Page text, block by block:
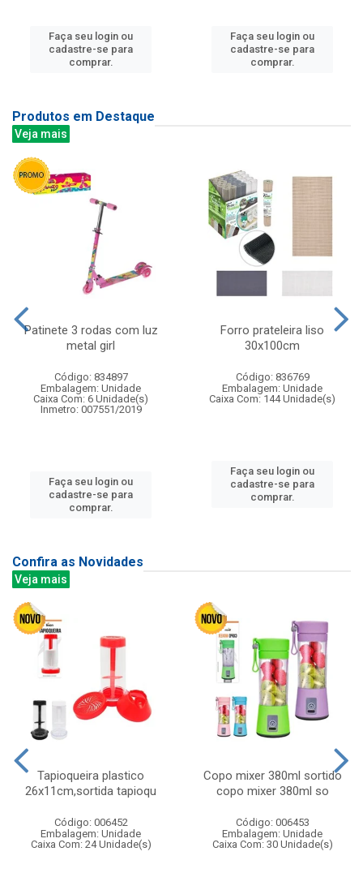
Faça seu login ou
cadastre-se para
comprar.
Faça seu login ou
cadastre-se para
comprar.
Produtos em Destaque
Veja mais
Patinete 3 rodas com luz
metal girl
Código: 834897
Embalagem: Unidade
Caixa Com: 6 Unidade(s)
Inmetro: 007551/2019
Faça seu login ou
cadastre-se para
comprar.
Forro prateleira liso
30x100cm
Código: 836769
Embalagem: Unidade
Caixa Com: 144 Unidade(s)
Faça seu login ou
cadastre-se para
comprar.
Confira as Novidades
Veja mais
Tapioqueira plastico
26x11cm,sortida tapioqu
Código: 006452
Embalagem: Unidade
Caixa Com: 24 Unidade(s)
Copo mixer 380ml sortido
copo mixer 380ml so
Código: 006453
Embalagem: Unidade
Caixa Com: 30 Unidade(s)